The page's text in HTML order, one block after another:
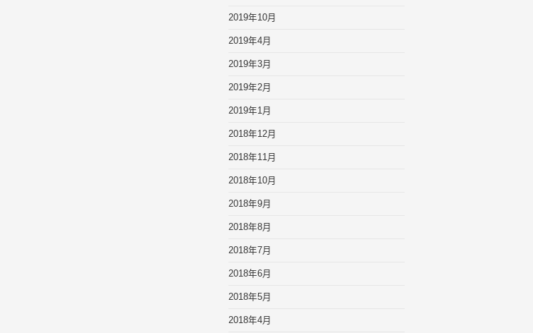
2019年10月
2019年4月
2019年3月
2019年2月
2019年1月
2018年12月
2018年11月
2018年10月
2018年9月
2018年8月
2018年7月
2018年6月
2018年5月
2018年4月